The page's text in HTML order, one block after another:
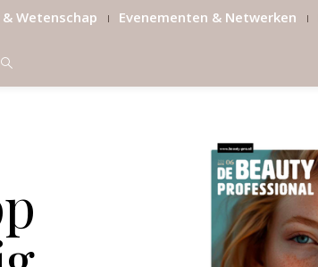
Wetenschap Evenementen & Netwerken